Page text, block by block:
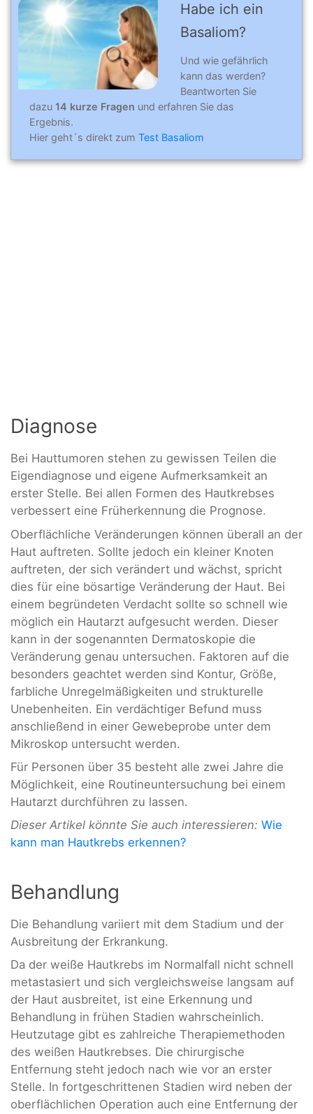
Habe ich ein
Basaliom?
Und wie gefährlich
kann das werden?
Beantworten Sie
dazu 14 kurze Fragen und erfahren Sie das
Ergebnis.
Hier geht´s direkt zum Test Basaliom
Diagnose
Bei Hauttumoren stehen zu gewissen Teilen die
Eigendiagnose und eigene Aufmerksamkeit an
erster Stelle. Bei allen Formen des Hautkrebses
verbessert eine Früherkennung die Prognose.
Oberflächliche Veränderungen können überall an der
Haut auftreten. Sollte jedoch ein kleiner Knoten
auftreten, der sich verändert und wächst, spricht
dies für eine bösartige Veränderung der Haut. Bei
einem begründeten Verdacht sollte so schnell wie
möglich ein Hautarzt aufgesucht werden. Dieser
kann in der sogenannten Dermatoskopie die
Veränderung genau untersuchen. Faktoren auf die
besonders geachtet werden sind Kontur, Größe,
farbliche Unregelmäßigkeiten und strukturelle
Unebenheiten. Ein verdächtiger Befund muss
anschließend in einer Gewebeprobe unter dem
Mikroskop untersucht werden.
Für Personen über 35 besteht alle zwei Jahre die
Möglichkeit, eine Routineuntersuchung bei einem
Hautarzt durchführen zu lassen.
Dieser Artikel könnte Sie auch interessieren: Wie
kann man Hautkrebs erkennen?
Behandlung
Die Behandlung variiert mit dem Stadium und der
Ausbreitung der Erkrankung.
Da der weiße Hautkrebs im Normalfall nicht schnell
metastasiert und sich vergleichsweise langsam auf
der Haut ausbreitet, ist eine Erkennung und
Behandlung in frühen Stadien wahrscheinlich.
Heutzutage gibt es zahlreiche Therapiemethoden
des weißen Hautkrebses. Die chirurgische
Entfernung steht jedoch nach wie vor an erster
Stelle. In fortgeschrittenen Stadien wird neben der
oberflächlichen Operation auch eine Entfernung der